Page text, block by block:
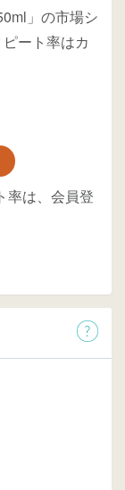
」の市場シ
ピート率はカ
率は、会員登